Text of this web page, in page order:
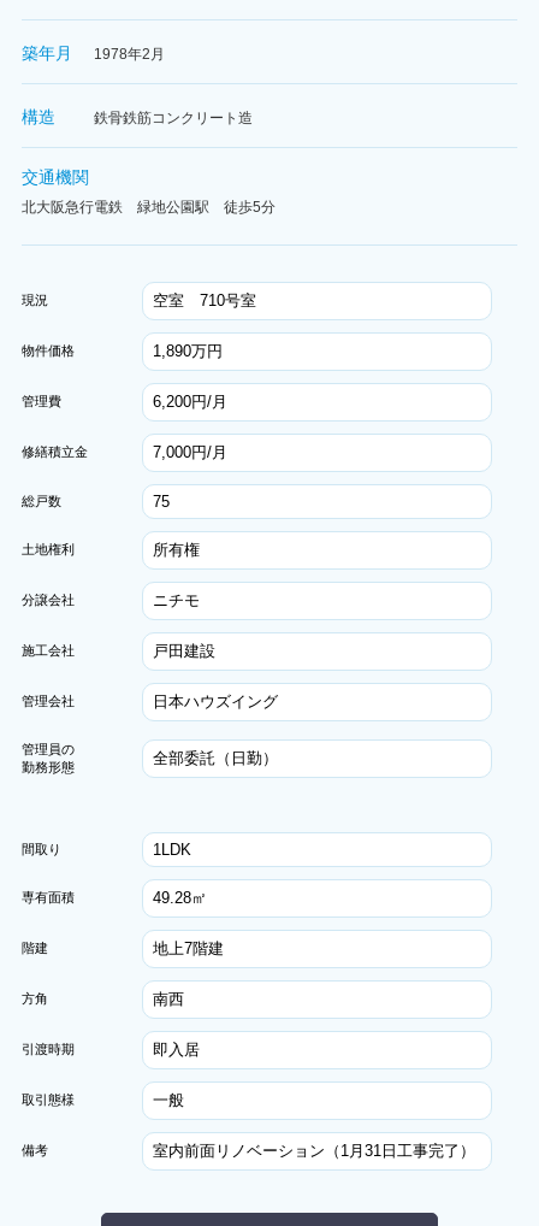
築年月 1978年2月
構造 鉄骨鉄筋コンクリート造
交通機関
北大阪急行電鉄 緑地公園駅 徒歩5分
現況 空室 710号室
物件価格 1,890万円
管理費 6,200円/月
修繕積立金 7,000円/月
総戸数 75
土地権利 所有権
分譲会社 ニチモ
施工会社 戸田建設
管理会社 日本ハウズイング
管理員の
勤務形態
全部委託（日勤）
間取り 1LDK
専有面積 49.28㎡
階建 地上7階建
方角 南西
引渡時期 即入居
取引態様 一般
備考 室内前面リノベーション（1月31日工事完了）